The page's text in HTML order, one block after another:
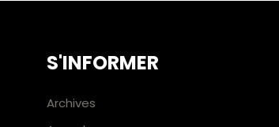
S'INFORMER
Archives